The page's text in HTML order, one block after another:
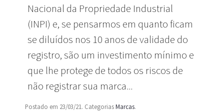
Nacional da Propriedade Industrial
(INPI) e, se pensarmos em quanto ficam
se diluídos nos 10 anos de validade do
registro, são um investimento mínimo e
que lhe protege de todos os riscos de
não registrar sua marca...
Postado em 23/03/21. CategoriasMarcas.